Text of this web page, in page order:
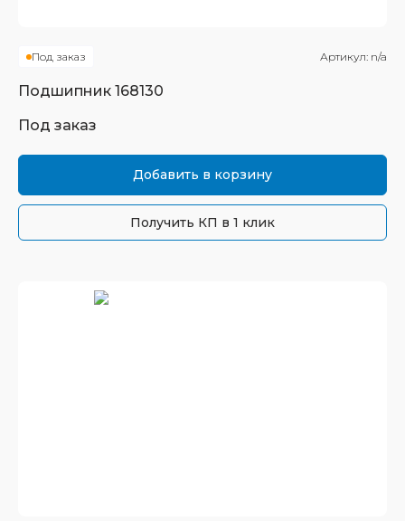
Под заказ Артикул: n/a
Подшипник 168130
Под заказ
Добавить в корзину
Получить КП в 1 клик